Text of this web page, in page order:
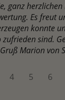
ganz
Es freut
konnte
zufrieden sind.
Marion von
4 5 6